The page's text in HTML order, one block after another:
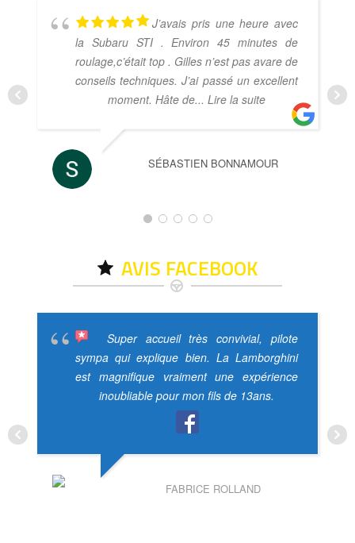
J’avais pris une heure avec
la Subaru STI . Environ 45 minutes de
roulage,c’était top . Gilles n’est pas avare de
conseils techniques. J’ai passé un excellent
moment. Hâte de... Lire la suite
SÉBASTIEN BONNAMOUR
AVIS FACEBOOK
Super accueil très convivial, pilote
sympa qui explique bien. La Lamborghini
est magnifique vraiment une expérience
inoubliable pour mon fils de 13ans.
FABRICE ROLLAND